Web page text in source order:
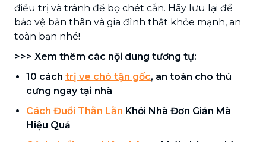
điều trị và tránh để bọ chét cắn. Hãy lưu lại để
bảo vệ bản thân và gia đình thật khỏe mạnh, an
toàn bạn nhé!
>>> Xem thêm các nội dung tương tự:
10 cách trị ve chó tận gốc, an toàn cho thú
cưng ngay tại nhà
Cách Đuổi Thằn Lằn Khỏi Nhà Đơn Giản Mà
Hiệu Quả